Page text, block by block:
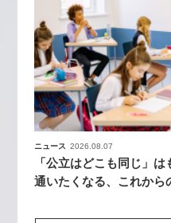
ニュース 2026.08.07
「公立はどこも同じ」
通いたくなる、これから